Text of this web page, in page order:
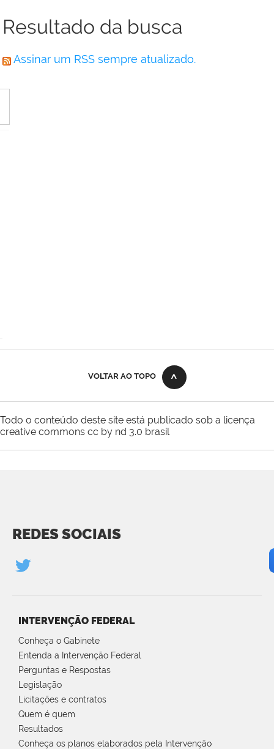
Resultado da busca
Assinar um RSS sempre atualizado.
VOLTAR AO TOPO
Todo o conteúdo deste site está publicado sob a licença
creative commons cc by nd 3.0 brasil
REDES SOCIAIS
INTERVENÇÃO FEDERAL
Conheça o Gabinete
Entenda a Intervenção Federal
Perguntas e Respostas
Legislação
Licitações e contratos
Quem é quem
Resultados
Conheça os planos elaborados pela Intervenção